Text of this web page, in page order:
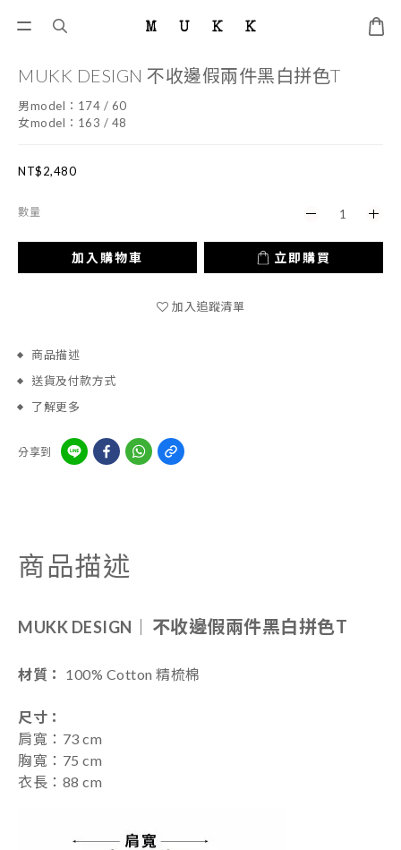
MUKK DESIGN 不收邊假兩件黑白拼色T
男model：174 / 60
女model：163 / 48
NT$2,480
數量
加入購物車 立即購買
加入追蹤清單
商品描述
送貨及付款方式
了解更多
分享到
商品描述
MUKK DESIGN｜ 不收邊假兩件黑白拼色T
材質： 100% Cotton 精梳棉
尺寸 ：
肩寬：73 cm
胸寬：75 cm
衣長：88 cm